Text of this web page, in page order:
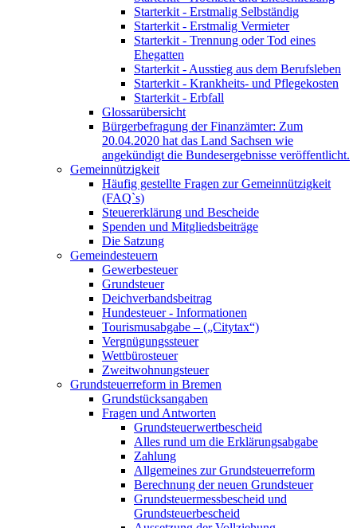
Starterkit - Erstmalig Selbständig
Starterkit - Erstmalig Vermieter
Starterkit - Trennung oder Tod eines
Ehegatten
Starterkit - Ausstieg aus dem Berufsleben
Starterkit - Krankheits- und Pflegekosten
Starterkit - Erbfall
Glossarübersicht
Bürgerbefragung der Finanzämter: Zum
20.04.2020 hat das Land Sachsen wie
angekündigt die Bundesergebnisse veröffentlicht.
Gemeinnützigkeit
Häufig gestellte Fragen zur Gemeinnützigkeit
(FAQ`s)
Steuererklärung und Bescheide
Spenden und Mitgliedsbeiträge
Die Satzung
Gemeindesteuern
Gewerbesteuer
Grundsteuer
Deichverbandsbeitrag
Hundesteuer - Informationen
Tourismusabgabe – („Citytax“)
Vergnügungssteuer
Wettbürosteuer
Zweitwohnungsteuer
Grundsteuerreform in Bremen
Grundstücksangaben
Fragen und Antworten
Grundsteuerwertbescheid
Alles rund um die Erklärungsabgabe
Zahlung
Allgemeines zur Grundsteuerreform
Berechnung der neuen Grundsteuer
Grundsteuermessbescheid und
Grundsteuerbescheid